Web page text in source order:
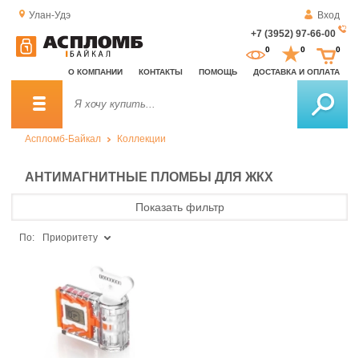
Улан-Удэ
Вход
+7 (3952) 97-66-00
О КОМПАНИИ КОНТАКТЫ ПОМОЩЬ ДОСТАВКА И ОПЛАТА
0 0 0
Аспломб-Байкал Коллекции
АНТИМАГНИТНЫЕ ПЛОМБЫ ДЛЯ ЖКХ
Показать фильтр
По: Приоритету